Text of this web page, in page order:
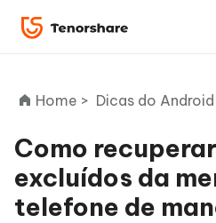
ReiBoot
for iOS
Home > Dicas do Android
Como
excluídos da
telefone de